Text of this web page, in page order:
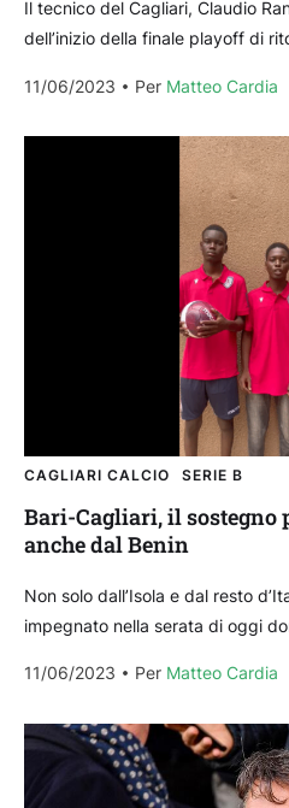
Il tecnico del Cagliari, Claudio
dell’inizio della finale playoff di
11/06/2023
Per Matteo Cardia
CAGLIARI CALCIO SERIE B
Bari-Cagliari, il sostegno
anche dal Benin
Non solo dall’Isola e dal resto
impegnato nella serata di oggi
11/06/2023
Per Matteo Cardia